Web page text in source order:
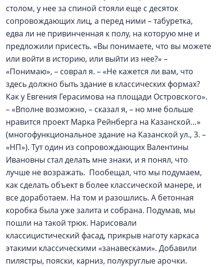
столом, у нее за спиной стояли еще с десяток
сопровождающих лиц, а перед ними – табуретка,
едва ли не привинченная к полу, на которую мне и
предложили присесть. «Вы понимаете, что вы можете
или войти в историю, или выйти из нее?» –
«Понимаю», – соврал я. – «Не кажется ли вам, что
здесь должно быть здание в классических формах?
Как у Евгения Герасимова на площади Островского».
– «Вполне возможно, – сказал я, – но мне больше
нравится проект Марка Рейнберга на Казанской…»
(многофункциональное здание на Казанской ул., 3. –
«НП»). Тут один из сопровождающих Валентины
Ивановны стал делать мне знаки, и я понял, что
лучше не возражать. Пообещал, что мы подумаем,
как сделать объект в более классической манере, и
все доработаем. На том и разошлись. А бетонная
коробка была уже залита и собрана. Подумав, мы
пошли на такой трюк. Нарисовали
классицистический фасад, прикрыв наготу каркаса
этакими классическими «занавесками». Добавили
пилястры, пояски, карниз, полукруглые арочки.